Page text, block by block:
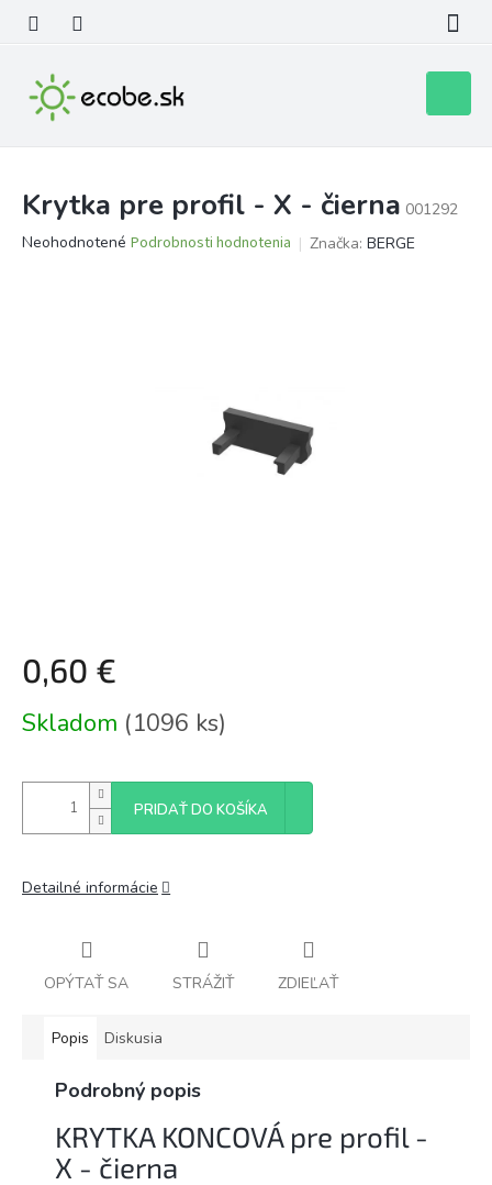
obsah
košík
Krytka pre profil - X - čierna 001292
Priemerné
Neohodnotené Podrobnosti hodnotenia Značka: BERGE
0,60 €
cena:
Skladom (1096 ks)
PRIDAŤ DO KOŠÍKA
Detailné informácie
OPÝTAŤ SA STRÁŽIŤ ZDIEĽAŤ
Popis Diskusia
Podrobný popis
KRYTKA KONCOVÁ pre profil -
X - čierna